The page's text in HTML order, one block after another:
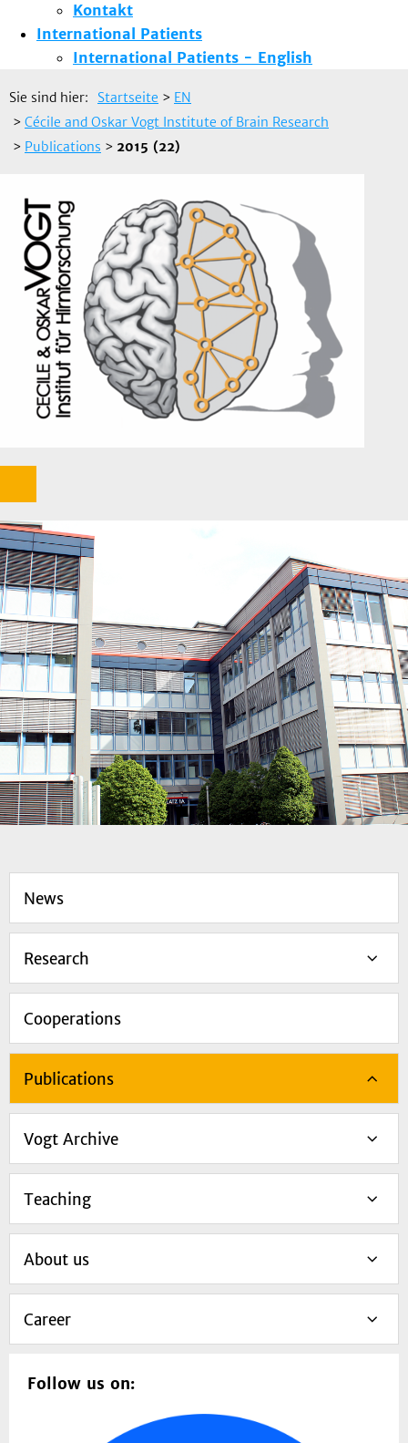
Kontakt
International Patients
International Patients - English
Sie sind hier: Startseite > EN
> Cécile and Oskar Vogt Institute of Brain Research
> Publications > 2015 (22)
News
Research
Cooperations
Publications
Vogt Archive
Teaching
About us
Career
Follow us on: